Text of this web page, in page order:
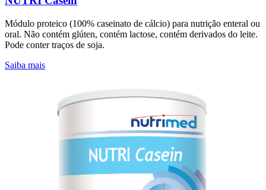
Módulo proteico (100% caseinato de cálcio) para nutrição enteral ou
oral. Não contém glúten, contém lactose, contém derivados do leite.
Pode conter traços de soja.
Saiba mais